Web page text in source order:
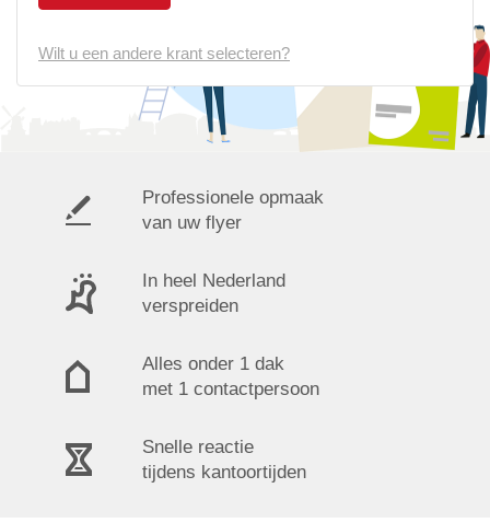
Wilt u een andere krant selecteren?
Professionele opmaak
van uw flyer
In heel Nederland
verspreiden
Alles onder 1 dak
met 1 contactpersoon
Snelle reactie
tijdens kantoortijden